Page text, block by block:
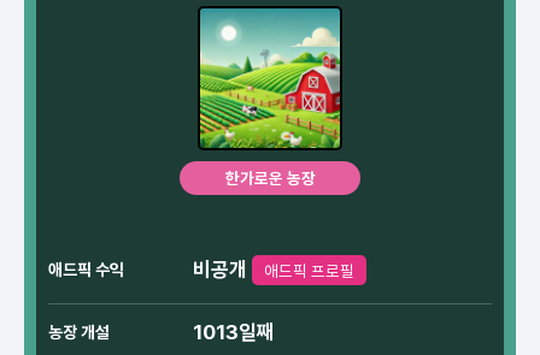
한가로운 농장
애드픽 수익 비공개 애드픽 프로필
농장 개설 1013일째